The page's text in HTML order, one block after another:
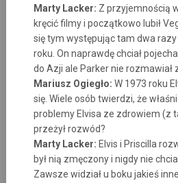
Marty Lacker: Z przyjemnością
kręcić filmy i początkowo lubił
się tym występując tam dwa
roku. On naprawdę chciał
do Azji ale Parker nie rozmawiał
Mariusz Ogiegło: W 1973 roku
się. Wiele osób twierdzi, że
problemy Elvisa ze zdrowiem (z
przeżył rozwód?
Marty Lacker: Elvis i Priscilla
był nią zmęczony i nigdy nie
Zawsze widział u boku jakieś